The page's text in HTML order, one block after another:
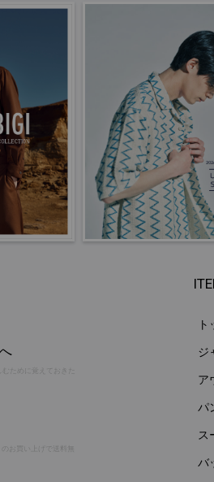
ために覚えておきた
お買い上げで送料無
ジ
ア
パ
ス
バ